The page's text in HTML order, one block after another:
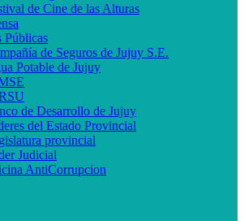
de Cine de las Alturas
Públicas
de Seguros de Jujuy S.E.
Potable de Jujuy
de Desarrollo de Jujuy
del Estado Provincial
provincial
Judicial
AntiCorrupcion